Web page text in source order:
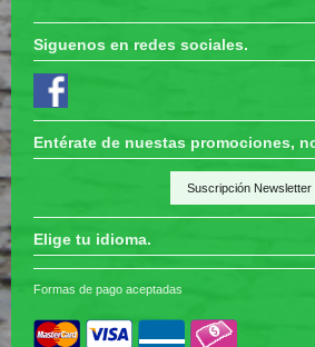
Siguenos en redes sociales.
Entérate de nuestas promociones,
Suscripción Newsletter
Elige tu idioma.
Formas de pago aceptadas